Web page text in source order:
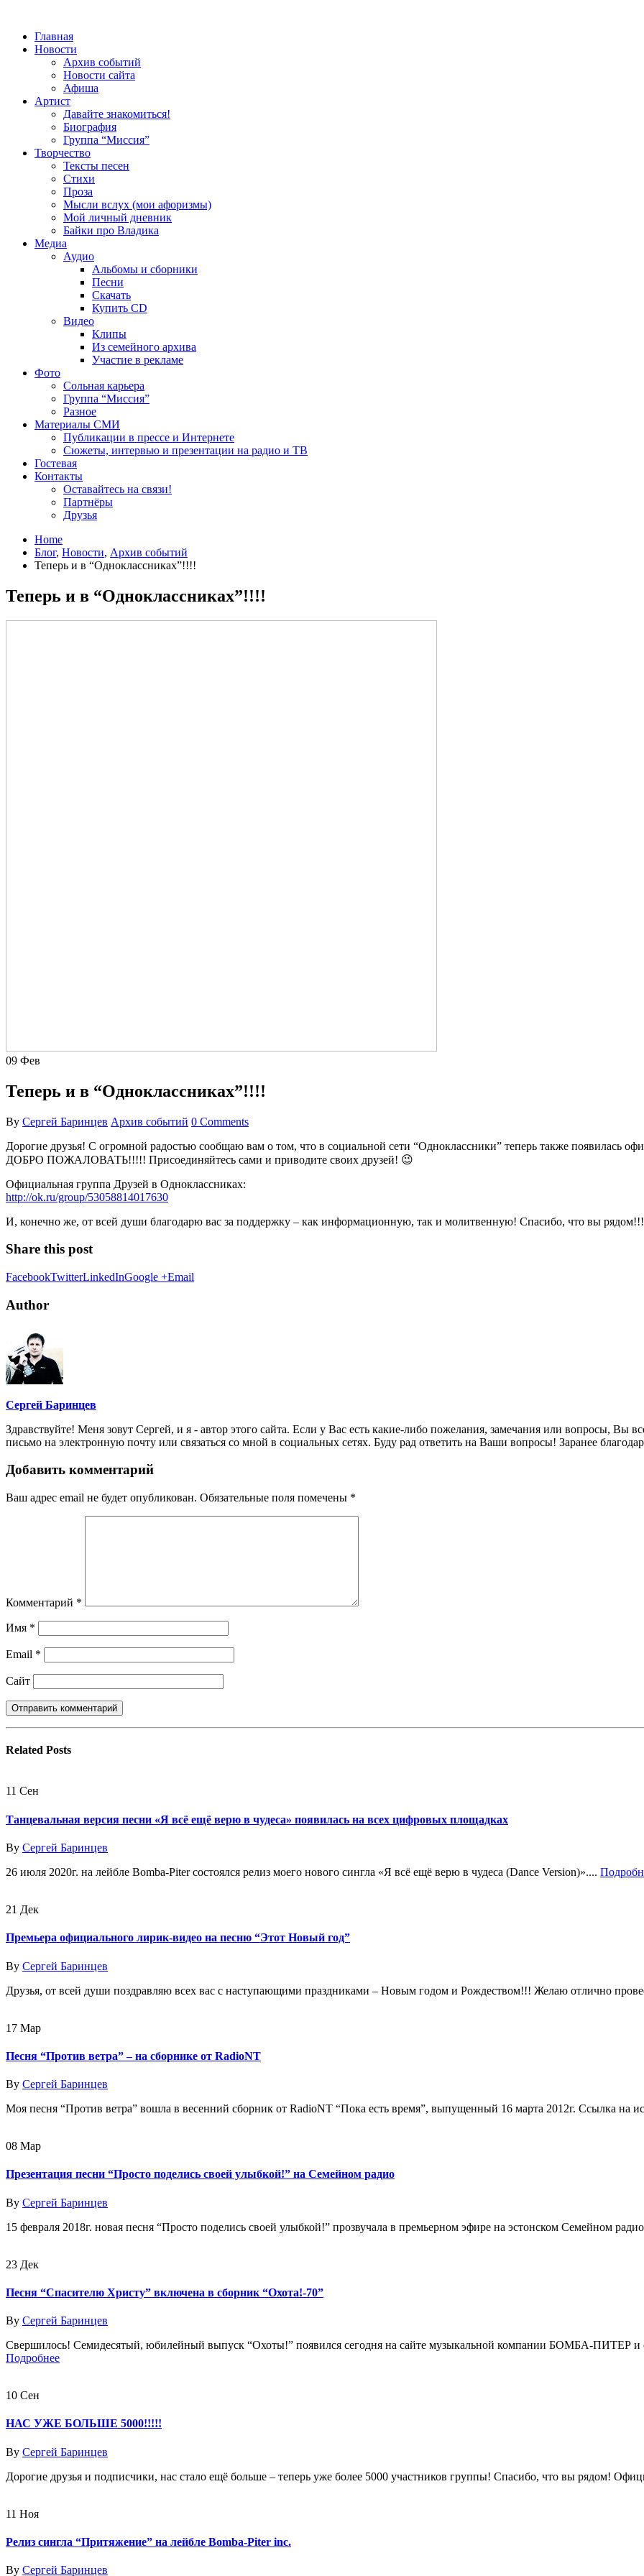
Главная
Новости
Архив событий
Новости сайта
Афиша
Артист
Давайте знакомиться!
Биография
Группа “Миссия”
Творчество
Тексты песен
Стихи
Проза
Мысли вслух (мои афоризмы)
Мой личный дневник
Байки про Владика
Медиа
Аудио
Альбомы и сборники
Песни
Скачать
Купить CD
Видео
Клипы
Из семейного архива
Участие в рекламе
Фото
Сольная карьера
Группа “Миссия”
Разное
Материалы СМИ
Публикации в прессе и Интернете
Сюжеты, интервью и презентации на радио и ТВ
Гостевая
Контакты
Оставайтесь на связи!
Партнёры
Друзья
Home
Блог, Новости, Архив событий
Теперь и в “Одноклассниках”!!!!
Теперь и в “Одноклассниках”!!!!
09 Фев
Теперь и в “Одноклассниках”!!!!
By Сергей Баринцев Архив событий 0 Comments
Дорогие друзья! С огромной радостью сообщаю вам о том, что в социальной сети “Одноклассники” теперь также появилась
ДОБРО ПОЖАЛОВАТЬ!!!!! Присоединяйтесь сами и приводите своих друзей! 😉
Официальная группа Друзей в Одноклассниках:
http://ok.ru/group/53058814017630
И, конечно же, от всей души благодарю вас за поддержку – как информационную, так и молитвенную! Спасибо, что вы
Share this post
FacebookTwitterLinkedInGoogle +Email
Author
Сергей Баринцев
Здравствуйте! Меня зовут Сергей, и я - автор этого сайта. Если у Вас есть какие-либо пожелания, замечания или вопросы, Вы
письмо на электронную почту или связаться со мной в социальных сетях. Буду рад ответить на Ваши вопросы! Заранее
Добавить комментарий
Ваш адрес email не будет опубликован. Обязательные поля помечены *
Комментарий *
Имя *
Email *
Сайт
Related Posts
11 Сен
Танцевальная версия песни «Я всё ещё верю в чудеса» появилась на всех цифровых площадках
By Сергей Баринцев
26 июля 2020г. на лейбле Bomba-Piter состоялся релиз моего нового сингла «Я всё ещё верю в чудеса (Dance Version)»....
21 Дек
Премьера официального лирик-видео на песню “Этот Новый год”
By Сергей Баринцев
Друзья, от всей души поздравляю всех вас с наступающими праздниками – Новым годом и Рождеством!!! Желаю отлично
17 Мар
Песня “Против ветра” – на сборнике от RadioNT
By Сергей Баринцев
Моя песня “Против ветра” вошла в весенний сборник от RadioNT “Пока есть время”, выпущенный 16 марта 2012г. Ссылка на
08 Мар
Презентация песни “Просто поделись своей улыбкой!” на Семейном радио
By Сергей Баринцев
15 февраля 2018г. новая песня “Просто поделись своей улыбкой!” прозвучала в премьерном эфире на эстонском Семейном
23 Дек
Песня “Спасителю Христу” включена в сборник “Охота!-70”
By Сергей Баринцев
Свершилось! Семидесятый, юбилейный выпуск “Охоты!” появился сегодня на сайте музыкальной компании БОМБА-ПИТЕР и
Подробнее
10 Сен
НАС УЖЕ БОЛЬШЕ 5000!!!!!
By Сергей Баринцев
Дорогие друзья и подписчики, нас стало ещё больше – теперь уже более 5000 участников группы! Спасибо, что вы рядом!
11 Ноя
Релиз сингла “Притяжение” на лейбле Bomba-Piter inc.
By Сергей Баринцев